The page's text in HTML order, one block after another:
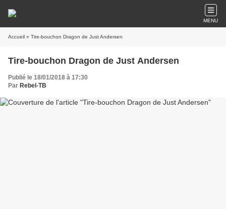
MENU
Accueil » Tire-bouchon Dragon de Just Andersen
Tire-bouchon Dragon de Just Andersen
Publié le 18/01/2018 à 17:30
Par Rebel-TB